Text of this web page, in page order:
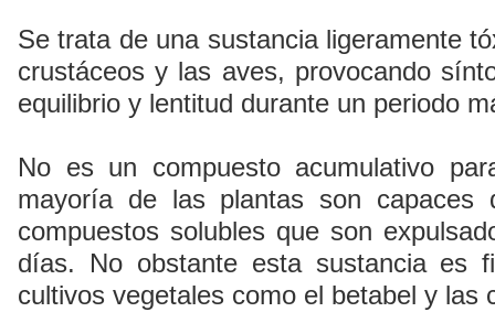
Se trata de una sustancia ligeramente
crustáceos y las aves, provocando
equilibrio y lentitud durante un periodo
No es un compuesto acumulativo
mayoría de las plantas son capaces
compuestos solubles que son
días. No obstante esta sustancia es
cultivos vegetales como el betabel y las